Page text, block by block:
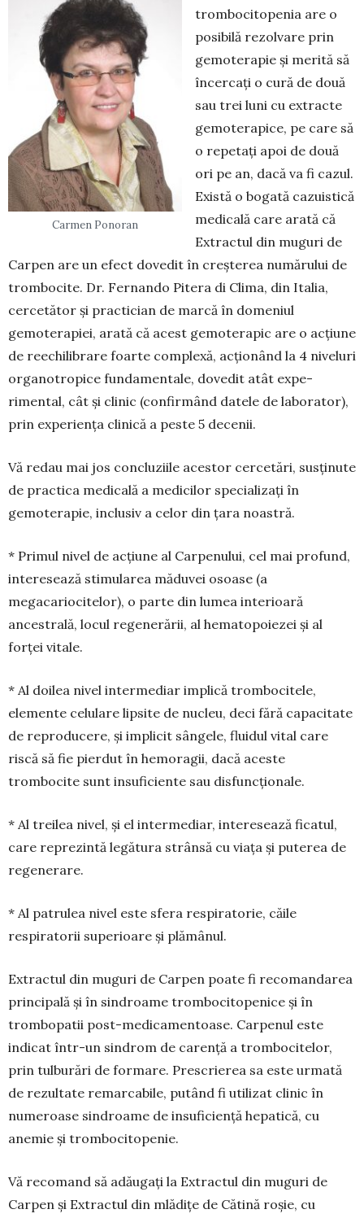
Carmen Ponoran
trombocitopenia are o
posibilă rezolvare prin
gemote­ra­pie și merită să
încercați o cură de două
sau trei luni cu extracte
gemo­terapice, pe care să
o repetați apoi de două
ori pe an, dacă va fi cazul.
Există o bogată cazuistică
medicală care arată că
Extractul din muguri de
Carpen are un efect dovedit în creșterea numărului de
trombocite. Dr. Fernando Pitera di Clima, din Italia,
cercetă­tor și practician de marcă în domeniul
gemotera­piei, arată că acest gemoterapic are o acțiune
de reechilibrare foarte complexă, acționând la 4 nive­luri
organotropice fundamentale, dovedit atât ex­pe­
rimental, cât și clinic (confirmând datele de la­borator),
prin experiența clinică a peste 5 decenii.
Vă redau mai jos concluziile acestor cercetări, susținute
de prac­tica medicală a medicilor specia­lizați în
gemoterapie, inclusiv a celor din țara noastră.
* Primul nivel de acțiune al Car­penului, cel mai profund,
inte­resează stimularea măduvei osoase (a
megacariocitelor), o parte din lumea interioară
ancestrală, locul regenerării, al hematopoiezei și al
forței vitale.
* Al doilea nivel intermediar implică trombocitele,
elemente ce­lu­lare lipsite de nucleu, deci fără capacitate
de reproducere, și impli­cit sângele, fluidul vital care
riscă să fie pierdut în hemoragii, dacă aceste
trombocite sunt insuficiente sau disfuncționale.
* Al treilea nivel, și el intermediar, interesează ficatul,
care reprezintă legătura strânsă cu viața și puterea de
regenerare.
* Al patrulea nivel este sfera respiratorie, căile
respiratorii superioare și plămânul.
Extractul din muguri de Carpen poate fi reco­mandarea
principală și în sindroame tromboci­to­penice și în
trombopatii post-medicamentoase. Carpenul este
indicat într-un sindrom de carență a trombocitelor,
prin tulburări de formare. Prescrie­rea sa este urmată
de rezultate remarcabile, putând fi utilizat clinic în
numeroase sindroame de insu­ficiență hepatică, cu
anemie și trombocitopenie.
Vă recomand să adăugați la Extractul din mu­guri de
Carpen și Extractul din mlădițe de Cătină roșie, cu